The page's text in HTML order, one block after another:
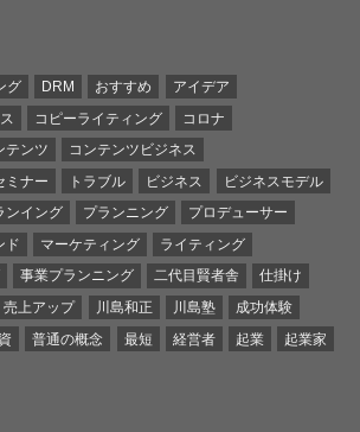
グ DRM おすすめ
アイデア
コピーライティング
コロナ
テンツ
コンテンツビジネス
ミナー トラブル ビジネス
ビジネスモデル
ンイング プランニング
プロデューサー
ド マーケティング
ライティング
事業プランニング 二代目賢者舎
仕掛け
売上アップ 川島和正 川島塾
成功体験
普通の概念 最短 経営者 起業
起業家